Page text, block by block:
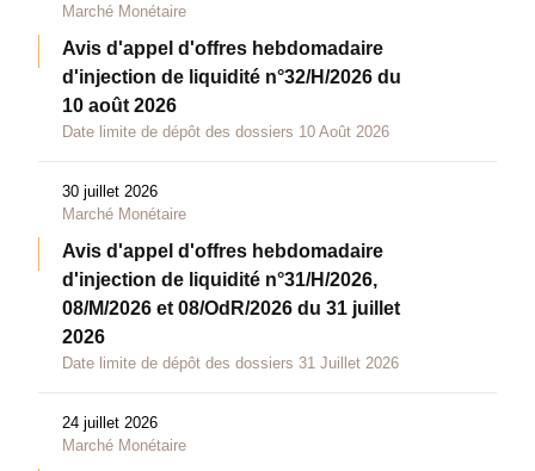
Marché Monétaire
Avis d'appel d'offres hebdomadaire
d'injection de liquidité n°32/H/2026 du
10 août 2026
Date limite de dépôt des dossiers 10 Août 2026
30 juillet 2026
Marché Monétaire
Avis d'appel d'offres hebdomadaire
d'injection de liquidité n°31/H/2026,
08/M/2026 et 08/OdR/2026 du 31 juillet
2026
Date limite de dépôt des dossiers 31 Juillet 2026
24 juillet 2026
Marché Monétaire